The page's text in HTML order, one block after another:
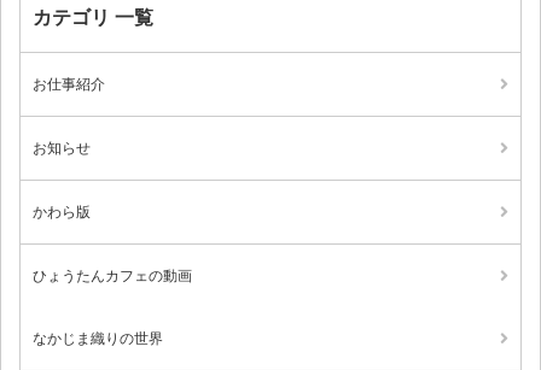
カテゴリ 一覧
お仕事紹介
お知らせ
かわら版
ひょうたんカフェの動画
なかじま織りの世界